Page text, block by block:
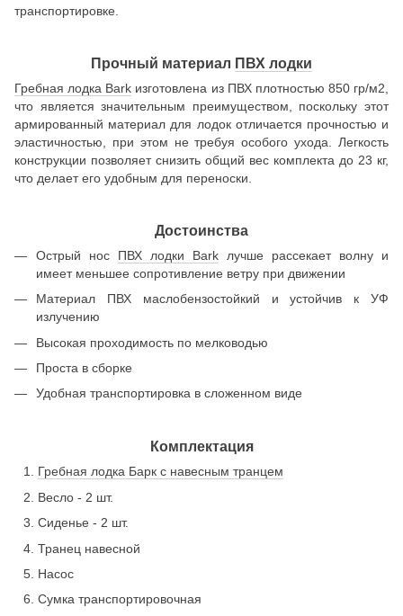
транспортировке.
Прочный материал ПВХ лодки
Гребная лодка Bark изготовлена из ПВХ плотностью 850 гр/м2,
что является значительным преимуществом, поскольку этот
армированный материал для лодок отличается прочностью и
эластичностью, при этом не требуя особого ухода. Легкость
конструкции позволяет снизить общий вес комплекта до 23 кг,
что делает его удобным для переноски.
Достоинства
Острый нос ПВХ лодки Bark лучше рассекает волну и
имеет меньшее сопротивление ветру при движении
Материал ПВХ маслобензостойкий и устойчив к УФ
излучению
Высокая проходимость по мелководью
Проста в сборке
Удобная транспортировка в сложенном виде
Комплектация
Гребная лодка Барк с навесным транцем
Весло - 2 шт.
Сиденье - 2 шт.
Транец навесной
Насос
Сумка транспортировочная